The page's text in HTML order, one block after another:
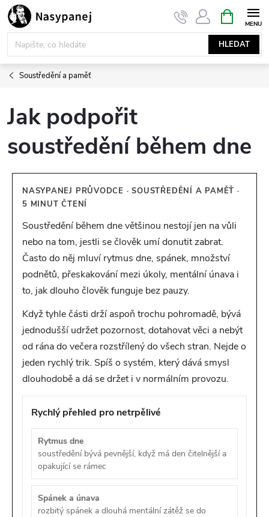
Přejít
na
obsah
HLEDAT
NÁKUPNÍ
KOŠÍK
Soustředění a paměť
Jak podpořit
soustředění během dne
NASYPANEJ PRŮVODCE · SOUSTŘEDĚNÍ A PAMĚŤ ·
5 MINUT ČTENÍ
Soustředění během dne většinou nestojí jen na vůli
nebo na tom, jestli se člověk umí donutit zabrat.
Často do něj mluví rytmus dne, spánek, množství
podnětů, přeskakování mezi úkoly, mentální únava i
to, jak dlouho člověk funguje bez pauzy.
Když tyhle části drží aspoň trochu pohromadě, bývá
jednodušší udržet pozornost, dotahovat věci a nebýt
od rána do večera rozstřílený do všech stran. Nejde o
jeden rychlý trik. Spíš o systém, který dává smysl
dlouhodobě a dá se držet i v normálním provozu.
Rychlý přehled pro netrpělivé
Rytmus dne
soustředění bývá pevnější, když má den čitelnější a
opakující se rámec
Spánek a únava
rozbitý spánek a dlouhá mentální zátěž se do